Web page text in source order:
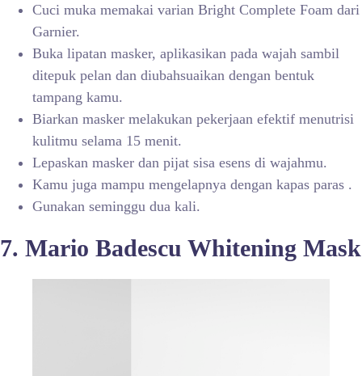
Cuci muka memakai varian Bright Complete Foam dari
Garnier.
Buka lipatan masker, aplikasikan pada wajah sambil
ditepuk pelan dan diubahsuaikan dengan bentuk
tampang kamu.
Biarkan masker melakukan pekerjaan efektif menutrisi
kulitmu selama 15 menit.
Lepaskan masker dan pijat sisa esens di wajahmu.
Kamu juga mampu mengelapnya dengan kapas paras .
Gunakan seminggu dua kali.
7. Mario Badescu Whitening Mask